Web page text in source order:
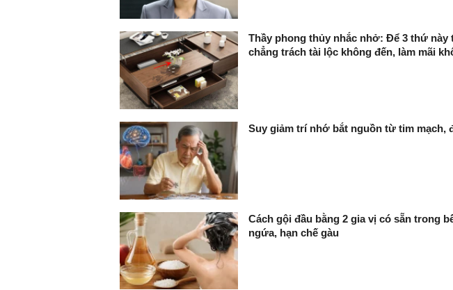
Thầy phong thủy nhắc nhở: Để 3 thứ
chẳng trách tài lộc không đến, làm mãi
Suy giảm trí nhớ bắt nguồn từ tim mạch,
Cách gội đầu bằng 2 gia vị có sẵn trong
ngứa, hạn chế gàu